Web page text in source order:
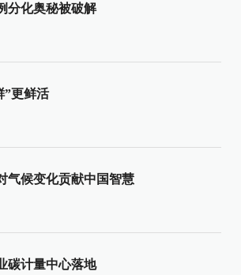
分化奥秘被破解
”更鲜活
气候变化贡献中国智慧
碳计量中心落地